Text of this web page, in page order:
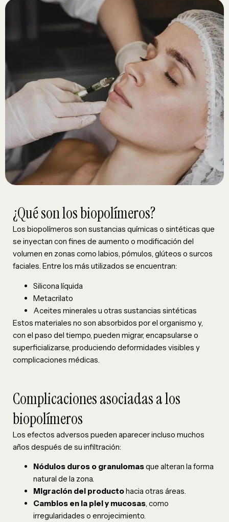
¿Qué son los biopolímeros?
Los biopolímeros son sustancias químicas o sintéticas que
se inyectan con fines de aumento o modificación del
volumen en zonas como labios, pómulos, glúteos o surcos
faciales. Entre los más utilizados se encuentran:
Silicona líquida
Metacrilato
Aceites minerales u otras sustancias sintéticas
Estos materiales no son absorbidos por el organismo y,
con el paso del tiempo, pueden migrar, encapsularse o
superficializarse, produciendo deformidades visibles y
complicaciones médicas.
Los efectos adversos pueden aparecer incluso muchos
años después de su infiltración:
Nódulos duros o granulomasque alteran la forma
natural de la zona.
Migración del productohacia otras áreas.
Cambios en la piel y mucosas, como
irregularidades o enrojecimiento.
Complicaciones asociadas a los
biopolímeros